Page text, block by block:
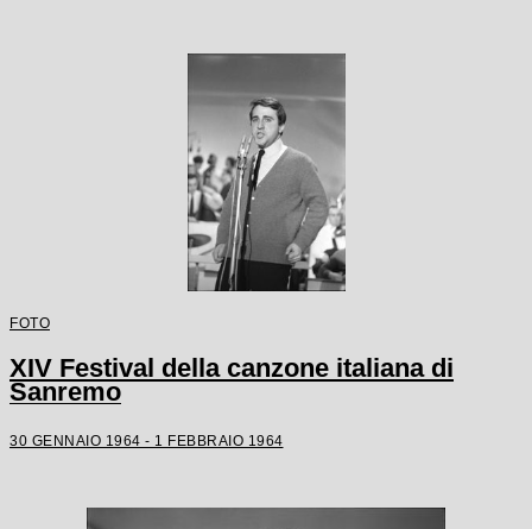
FOTO
XIV Festival della canzone italiana di
Sanremo
30 GENNAIO 1964 - 1 FEBBRAIO 1964